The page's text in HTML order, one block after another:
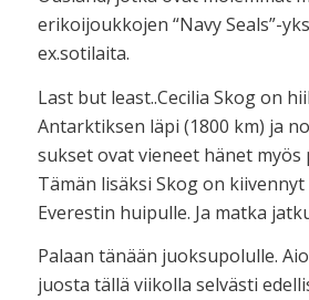
erikoijoukkojen “Navy Seals”-
ex.sotilaita.
Last but least..Cecilia Skog on
Antarktiksen läpi (1800 km) ja
sukset ovat vieneet hänet myös
Tämän lisäksi Skog on
Everestin huipulle. Ja matka
Palaan tänään juoksupolulle.
juosta tällä viikolla selvästi